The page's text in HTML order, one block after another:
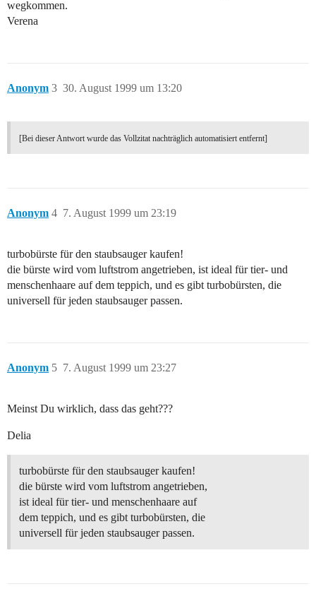
wegkommen.
Verena
Anonym 30. August 1999 um 13:20
3
[Bei dieser Antwort wurde das Vollzitat nachträglich automatisiert entfernt]
Anonym 7. August 1999 um 23:19
4
turbobürste für den staubsauger kaufen!
die bürste wird vom luftstrom angetrieben, ist ideal für tier- und
menschenhaare auf dem teppich, und es gibt turbobürsten, die
universell für jeden staubsauger passen.
Anonym 7. August 1999 um 23:27
5
Meinst Du wirklich, dass das geht???
Delia
turbobürste für den staubsauger kaufen!
die bürste wird vom luftstrom angetrieben,
ist ideal für tier- und menschenhaare auf
dem teppich, und es gibt turbobürsten, die
universell für jeden staubsauger passen.